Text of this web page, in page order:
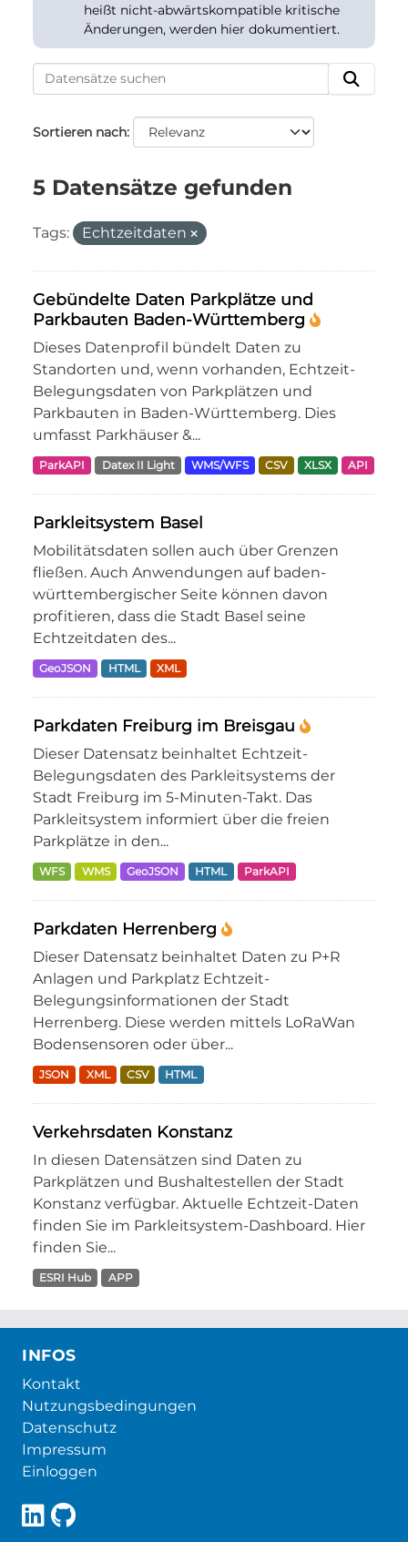
heißt nicht-abwärtskompatible kritische
Änderungen, werden hier dokumentiert.
Sortieren nach
5 Datensätze gefunden
Tags: Echtzeitdaten
Gebündelte Daten Parkplätze und
Parkbauten Baden-Württemberg
Dieses Datenprofil bündelt Daten zu
Standorten und, wenn vorhanden, Echtzeit-
Belegungsdaten von Parkplätzen und
Parkbauten in Baden-Württemberg. Dies
umfasst Parkhäuser &...
ParkAPI Datex II Light WMS/WFS CSV XLSX API
Parkleitsystem Basel
Mobilitätsdaten sollen auch über Grenzen
fließen. Auch Anwendungen auf baden-
württembergischer Seite können davon
profitieren, dass die Stadt Basel seine
Echtzeitdaten des...
GeoJSON HTML XML
Parkdaten Freiburg im Breisgau
Dieser Datensatz beinhaltet Echtzeit-
Belegungsdaten des Parkleitsystems der
Stadt Freiburg im 5-Minuten-Takt. Das
Parkleitsystem informiert über die freien
Parkplätze in den...
WFS WMS GeoJSON HTML ParkAPI
Parkdaten Herrenberg
Dieser Datensatz beinhaltet Daten zu P+R
Anlagen und Parkplatz Echtzeit-
Belegungsinformationen der Stadt
Herrenberg. Diese werden mittels LoRaWan
Bodensensoren oder über...
JSON XML CSV HTML
Verkehrsdaten Konstanz
In diesen Datensätzen sind Daten zu
Parkplätzen und Bushaltestellen der Stadt
Konstanz verfügbar. Aktuelle Echtzeit-Daten
finden Sie im Parkleitsystem-Dashboard. Hier
finden Sie...
ESRI Hub APP
INFOS
Kontakt
Nutzungsbedingungen
Datenschutz
Impressum
Einloggen